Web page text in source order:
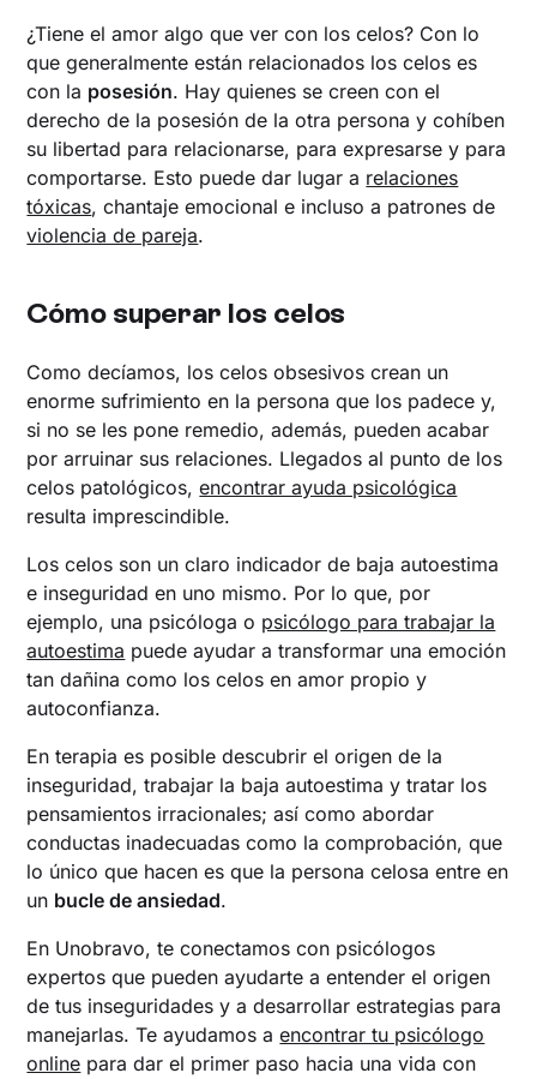
¿Tiene el amor algo que ver con los celos? Con lo
que generalmente están relacionados los celos es
con la posesión. Hay quienes se creen con el
derecho de la posesión de la otra persona y cohíben
su libertad para relacionarse, para expresarse y para
comportarse. Esto puede dar lugar a relaciones
tóxicas, chantaje emocional e incluso a patrones de
violencia de pareja.
Cómo superar los celos
Como decíamos, los celos obsesivos crean un
enorme sufrimiento en la persona que los padece y,
si no se les pone remedio, además, pueden acabar
por arruinar sus relaciones. Llegados al punto de los
celos patológicos,encontrar ayuda psicológica
resulta imprescindible.
Los celos son un claro indicador de baja autoestima
e inseguridad en uno mismo. Por lo que, por
ejemplo, una psicóloga o psicólogo para trabajar la
autoestima puede ayudar a transformar una emoción
tan dañina como los celos en amor propio y
autoconfianza.
En terapia es posible descubrir el origen de la
inseguridad, trabajar la baja autoestima y tratar los
pensamientos irracionales; así como abordar
conductas inadecuadas como la comprobación, que
lo único que hacen es que la persona celosa entre en
un bucle de ansiedad.
En Unobravo, te conectamos con psicólogos
expertos que pueden ayudarte a entender el origen
de tus inseguridades y a desarrollar estrategias para
manejarlas. Te ayudamos aencontrar tu psicólogo
online para dar el primer paso hacia una vida con